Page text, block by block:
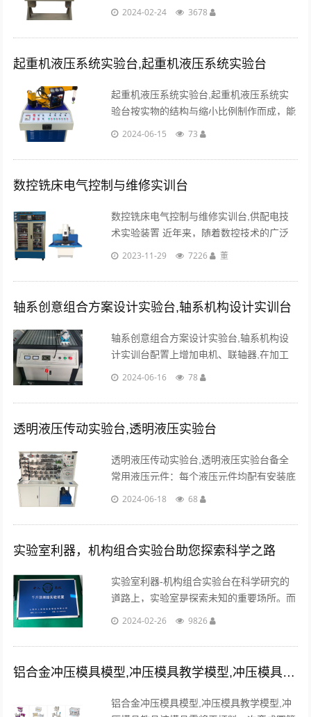
可以轻松掌握各种轴系组合的原理及工作特
概念，它涉及到多个轴的连接和传动。...
2024-02-24 3678
起重机液压系统实验台,起重机液压系统实验台
起重机液压系统实验台,起重机液压系统实
验台按实物的结构与缩小比例制作而成，能
够真实地体现其机械的实际工况，使学生能
与工作原理。...
2024-06-15 73
数控铣床电气控制与维修实训台
数控铣床电气控制与维修实训台,供配电技
术实验装置 近年来，随着数控技术的广泛
应用，学校越来越注重培养生产、技术服务
一步提高学生的动手能力和分析解决问题的
能力，全......
2023-11-29 7226 董
轴系创意组合方案设计实验台,轴系机构设计实训台
轴系创意组合方案设计实验台,轴系机构设
计实训台配置上增加电机、联轴器,在加工
上提高加工精度，使组装好的轴系能够正常
2024-06-16 78
透明液压传动实验台,透明液压实验台
透明液压传动实验台,透明液压实验台备全
常用液压元件：每个液压元件均配有安装底
板，可方便、随意地将液压元件安放在铝合
金型材结构）...
2024-06-18 68
实验室利器，机构组合实验台助您探索科学之路
实验室利器-机构组合实验台在科学研究的
道路上，实验室是探索未知的重要场所。而
实验室中的各种仪器设备则被称为实验室利
2024-02-26 9826
铝合金冲压模具模型,冲压模具教学模型,冲压模具教具
铝合金冲压模具模型,冲压模具教学模型,冲